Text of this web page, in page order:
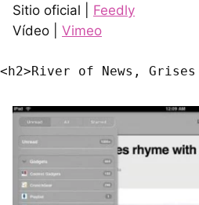
Sitio oficial | Feedly
Vídeo | Vimeo